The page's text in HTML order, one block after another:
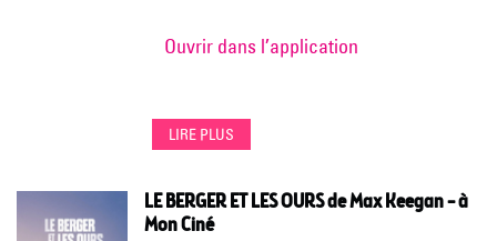
Ouvrir dans l’application
LIRE PLUS
LE BERGER ET LES OURS de Max Keegan – à
Mon Ciné